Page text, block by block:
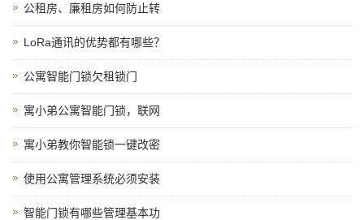
公租房、廉租房如何防止转
LoRa通讯的优势都有哪些？
公寓智能门锁欠租锁门
寓小弟公寓智能门锁，联网
寓小弟教你智能锁一键改密
使用公寓管理系统必须安装
智能门锁有哪些管理基本功